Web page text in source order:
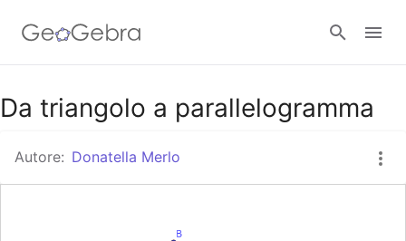
Google Classroom
GeoGebra Classroom
Accedi
Da triangolo a parallelogramma
Autore: Donatella Merlo